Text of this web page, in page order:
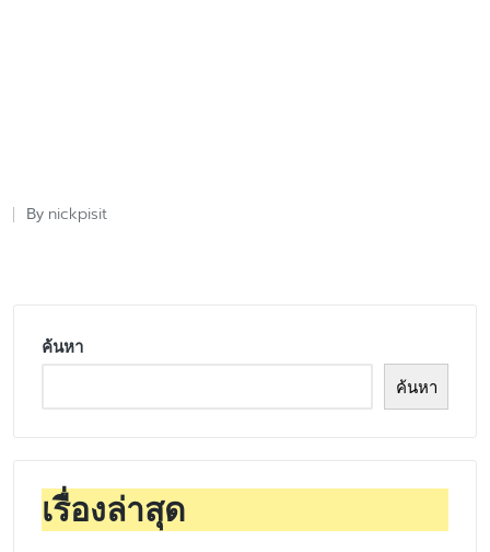
Posted
By nickpisit
ค้นหา
ค้นหา
เรื่องล่าสุด